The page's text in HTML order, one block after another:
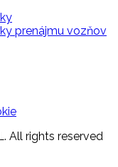
prenájmu vozňov
All rights reserved